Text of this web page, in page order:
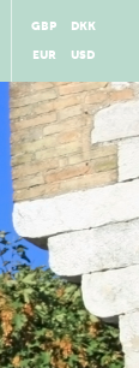
GBP
DKK
EUR
USD